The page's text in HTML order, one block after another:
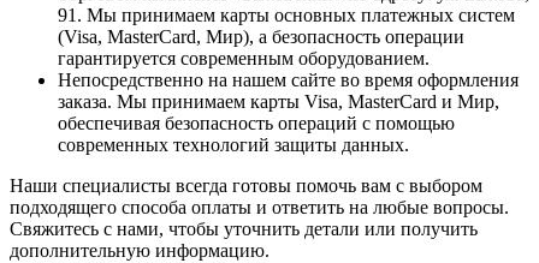
91. Мы принимаем карты основных платежных систем
(Visa, MasterCard, Мир), а безопасность операции
гарантируется современным оборудованием.
Непосредственно на нашем сайте во время оформления
заказа. Мы принимаем карты Visa, MasterCard и Мир,
обеспечивая безопасность операций с помощью
современных технологий защиты данных.
Наши специалисты всегда готовы помочь вам с выбором
подходящего способа оплаты и ответить на любые вопросы.
Свяжитесь с нами, чтобы уточнить детали или получить
дополнительную информацию.